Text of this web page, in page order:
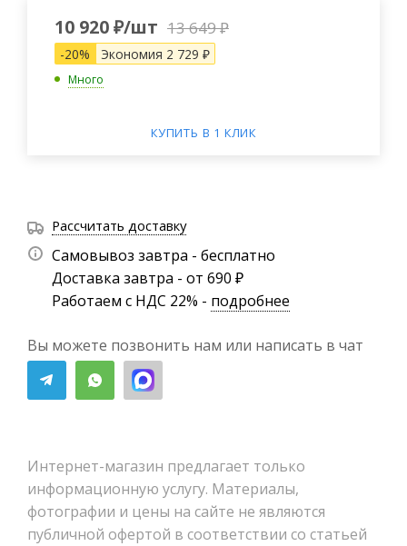
10 920₽/шт 13 649₽
-20% Экономия 2 729 ₽
Много
КУПИТЬ В 1 КЛИК
Рассчитать доставку
Самовывоз завтра - бесплатно
Доставка завтра - от 690 ₽
Работаем с НДС 22% - подробнее
Вы можете позвонить нам или написать в чат
Интернет-магазин предлагает только
информационную услугу. Материалы,
фотографии и цены на сайте не являются
публичной офертой в соответствии со статьей